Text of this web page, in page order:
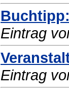
Eintrag
Eintrag